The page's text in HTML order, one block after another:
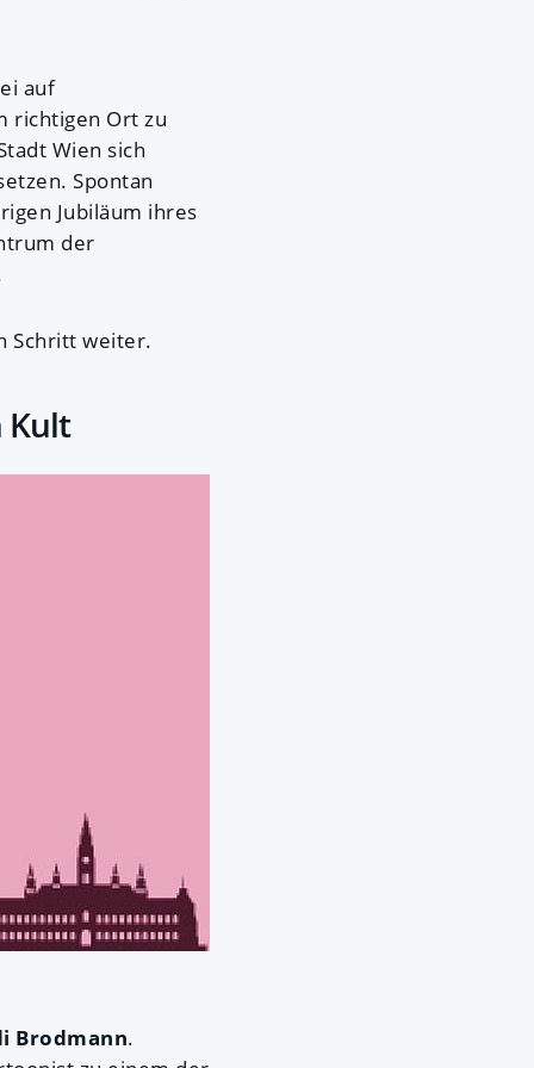
auf
richtigen Ort zu
Wien sich
Spontan
Jubiläum ihres
der
Schritt weiter.
Kult
Brodmann.